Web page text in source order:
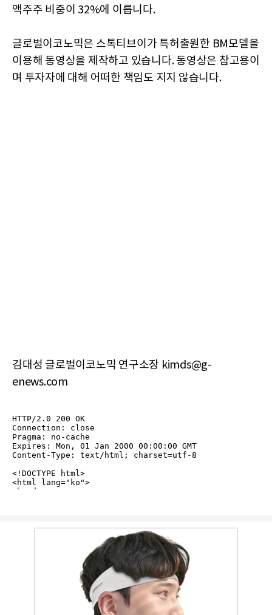
액주주 비중이 32%에 이릅니다.
글로벌이코노믹은 스톡티브이가 특허출원한 BM모델을
이용해 동영상을 제작하고 있습니다. 동영상은 참고용이
며 투자자에 대해 어떠한 책임도 지지 않습니다.
김대성 글로벌이코노믹 연구소장 kimds@g-
enews.com